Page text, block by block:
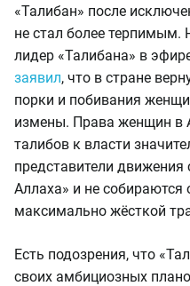
«Талибан» после
не стал более терпимым.
лидер «Талибана» в
заявил, что в стране
порки и побивания
измены. Права женщин в
талибов к власти
представители
Аллаха» и не собираются
максимально жёсткой
Есть подозрения, что
своих амбициозных